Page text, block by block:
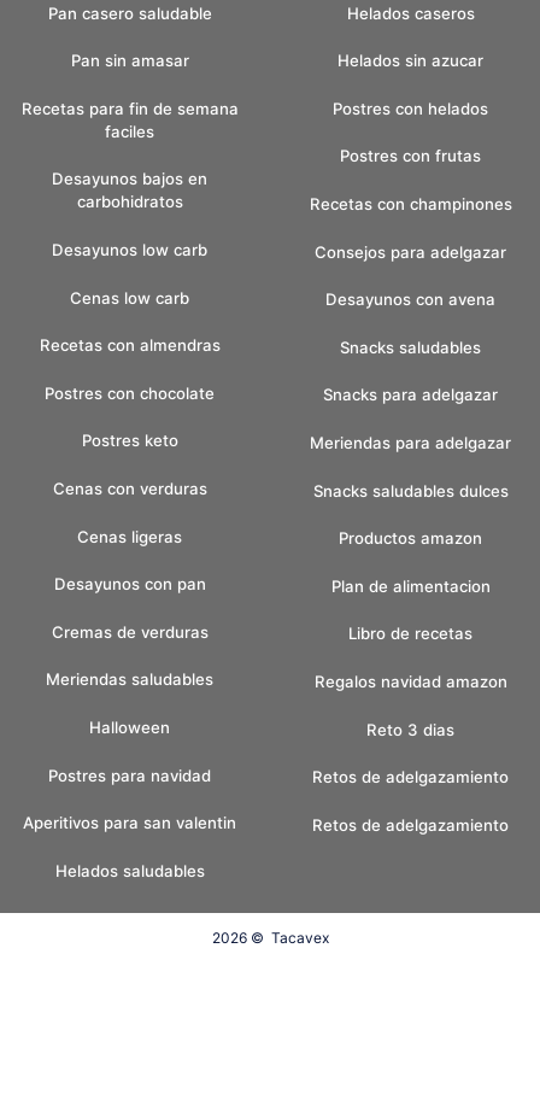
Pan casero saludable
Pan sin amasar
Recetas para fin de semana
faciles
Desayunos bajos en
carbohidratos
Desayunos low carb
Cenas low carb
Recetas con almendras
Postres con chocolate
Postres keto
Cenas con verduras
Cenas ligeras
Desayunos con pan
Cremas de verduras
Meriendas saludables
Halloween
Postres para navidad
Aperitivos para san valentin
Helados saludables
Helados caseros
Helados sin azucar
Postres con helados
Postres con frutas
Recetas con champinones
Consejos para adelgazar
Desayunos con avena
Snacks saludables
Snacks para adelgazar
Meriendas para adelgazar
Snacks saludables dulces
Productos amazon
Plan de alimentacion
Libro de recetas
Regalos navidad amazon
Reto 3 dias
Retos de adelgazamiento
Retos de adelgazamiento
2026 © Tacavex